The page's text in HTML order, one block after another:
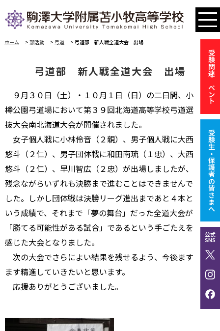
受験関連イベント
受験生・保護者の皆さまへ
公式
SNS
ホーム > 部活動 > 弓道 > 弓道部 新人戦全道大会 出場
弓道部 新人戦全道大会 出場
９月３０日（土）・１０月１日（日）の二日間、小
樽公園弓道場において第３９回北海道高等学校弓道選
抜大会南北海道大会が開催されました。
女子個人戦に小林伶音（２親）、男子個人戦に大西
悠斗（２仁）、男子団体戦に和田南琉（１忠）、大西
悠斗（２仁）、早川智広（２忠）が出場しましたが、
残念ながらいずれも決勝まで進むことはできませんで
した。 しかし団体戦は決勝リーグ進出まであと４本と
いう成績で、それまで「夢の舞台」だった全道大会が
「勝てる可能性がある試合」であるという手ごたえを
感じた大会となりました。
次の大会でさらによい結果を残せるよう、今後ます
ます精進していきたいと思います。
応援ありがとうございました。